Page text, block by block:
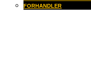
FORHANDLER